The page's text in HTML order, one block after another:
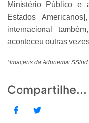
Ministério Público e
Estados
internacional
aconteceu outras
*imagens da Adunemat
Compartilhe...